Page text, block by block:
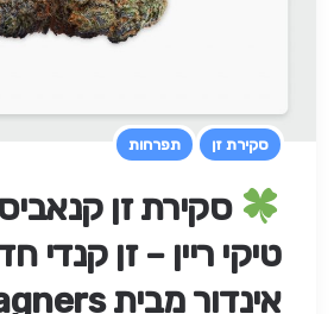
סקירת זן תפרחות
סקירת זן
טיקי ריין – זן קנדי
אינדור מבית Wagners